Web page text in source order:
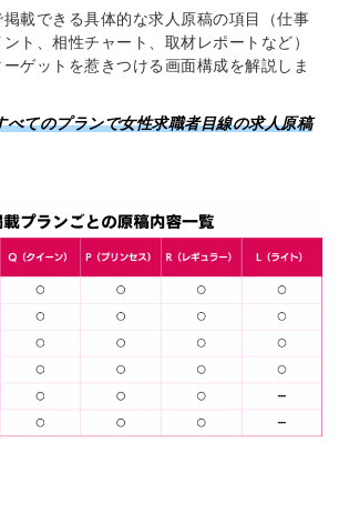
載できる具体的な求人原稿の項目（仕事
ト、相性チャート、取材レポートなど）
ゲットを惹きつける画面構成を解説しま
てのプランで女性求職者目線の求人原稿